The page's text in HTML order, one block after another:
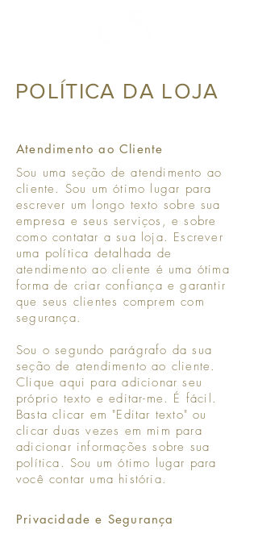
POLÍTICA DA LOJA
Atendimento ao Cliente
Sou uma seção de atendimento ao
cliente. Sou um ótimo lugar para
escrever um longo texto sobre sua
empresa e seus serviços, e sobre
como contatar a sua loja. Escrever
uma política detalhada de
atendimento ao cliente é uma ótima
forma de criar confiança e garantir
que seus clientes comprem com
segurança.
Sou o segundo parágrafo da sua
seção de atendimento ao cliente.
Clique aqui para adicionar seu
próprio texto e editar-me. É fácil.
Basta clicar em "Editar texto" ou
clicar duas vezes em mim para
adicionar informações sobre sua
política. Sou um ótimo lugar para
você contar uma história.
Privacidade e Segurança